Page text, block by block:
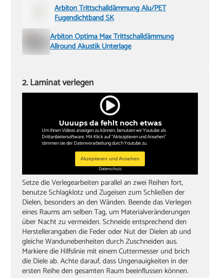
Arbiton Trittschalldämmung Alu/PET
Fugendichtband SK
Arbiton Optima Max Trittschalldämmung
Allround Akustik Unterlage
Uuuups da fehlt noch etwas
Um ihnen Videos anzeigen zu können, benutzen wir Youtube als
Drittanbietersoftware. Mit Klick auf "Aktezptieren und Ansehen"
stimmen sie der Datenverarbeitung durch Youtube zu.
Akzeptieren und Ansehen
Datenschutz
2. Laminat verlegen
Setze die Verlegearbeiten parallel an zwei Reihen fort,
benutze Schlagklotz und Zugeisen zum Schließen der
Dielen, besonders an den Wänden. Beende das Verlegen
eines Raums am selben Tag, um Materialveränderungen
über Nacht zu vermeiden. Schneide entsprechend den
Herstellerangaben die Feder oder Nut der Dielen ab und
gleiche Wandunebenheiten durch Zuschneiden aus.
Markiere die Hilfslinie mit einem Cuttermesser und brich
die Diele ab. Achte darauf, dass Ungenauigkeiten in der
ersten Reihe den gesamten Raum beeinflussen können.